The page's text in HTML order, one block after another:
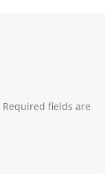
Required fields are